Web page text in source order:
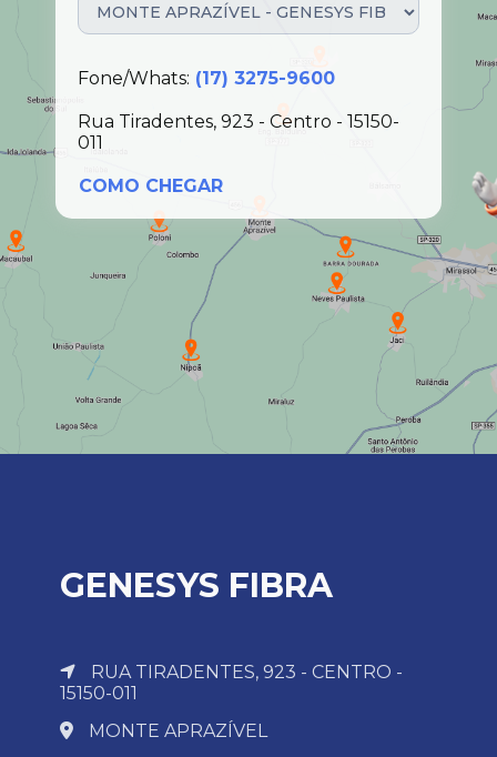
Fone/Whats: (17) 3275-9600
Rua Tiradentes, 923 - Centro - 15150-
011
COMO CHEGAR
GENESYS FIBRA
RUA TIRADENTES, 923 - CENTRO -
15150-011
MONTE APRAZÍVEL